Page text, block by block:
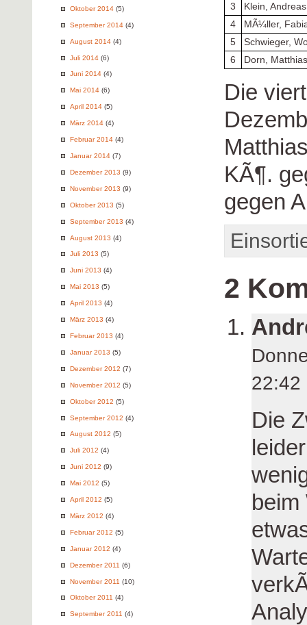
Oktober 2014 (5)
September 2014 (4)
August 2014 (4)
Juli 2014 (6)
Juni 2014 (4)
Mai 2014 (6)
April 2014 (5)
März 2014 (4)
Februar 2014 (4)
Januar 2014 (7)
Dezember 2013 (9)
November 2013 (9)
Oktober 2013 (5)
September 2013 (4)
August 2013 (4)
Juli 2013 (5)
Juni 2013 (4)
Mai 2013 (5)
April 2013 (4)
März 2013 (4)
Februar 2013 (4)
Januar 2013 (5)
Dezember 2012 (7)
November 2012 (5)
Oktober 2012 (5)
September 2012 (4)
August 2012 (5)
Juli 2012 (4)
Juni 2012 (9)
Mai 2012 (5)
April 2012 (5)
März 2012 (4)
Februar 2012 (5)
Januar 2012 (4)
Dezember 2011 (6)
November 2011 (10)
Oktober 2011 (4)
September 2011 (4)
3
Klein, Andreas
4
MÃ¼ller,
5
Schwieger,
6
Dorn, Matthias
Die
KÃ¶.
gegen
2
Die
beim